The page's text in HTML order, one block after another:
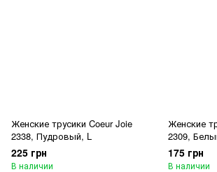
Женские трусики Coeur Joie
2338, Пудровый, L
225 грн
В наличии
Женские
2309,
175 грн
В наличии